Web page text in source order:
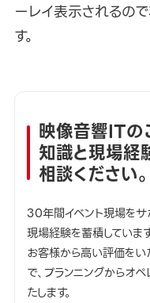
ーレイ表示されるの
す。
映像音響ITの
知識と現場経
相談ください。
30年間イベント現場をサ
現場経験を蓄積しています
お客様から高い評価を
で、プランニングからオ
たします。